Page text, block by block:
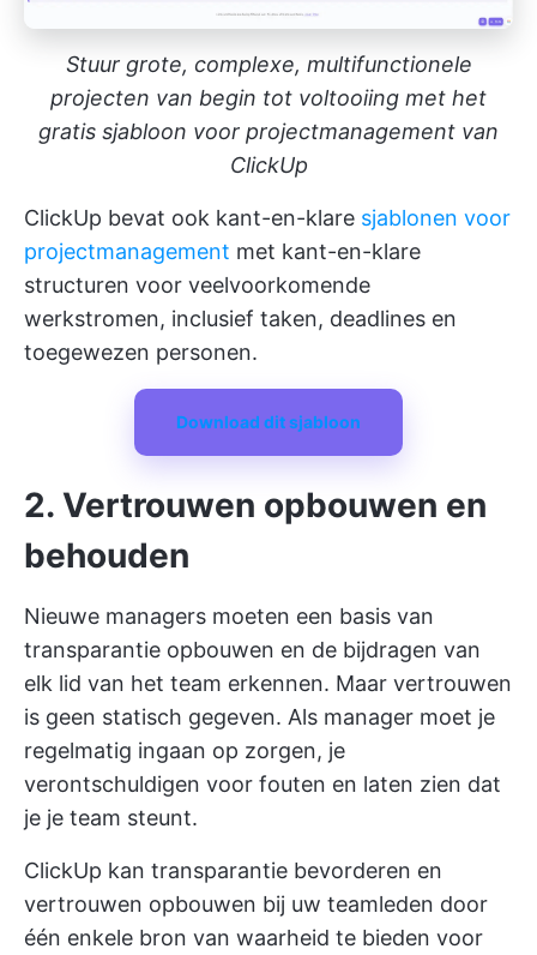
Stuur grote, complexe, multifunctionele
projecten van begin tot voltooiing met het
gratis sjabloon voor projectmanagement van
ClickUp
ClickUp bevat ook kant-en-klare sjablonen voor
projectmanagement met kant-en-klare
structuren voor veelvoorkomende
werkstromen, inclusief taken, deadlines en
toegewezen personen.
Download dit sjabloon
2. Vertrouwen opbouwen en
behouden
Nieuwe managers moeten een basis van
transparantie opbouwen en de bijdragen van
elk lid van het team erkennen. Maar vertrouwen
is geen statisch gegeven. Als manager moet je
regelmatig ingaan op zorgen, je
verontschuldigen voor fouten en laten zien dat
je je team steunt.
ClickUp kan transparantie bevorderen en
vertrouwen opbouwen bij uw teamleden door
één enkele bron van waarheid te bieden voor